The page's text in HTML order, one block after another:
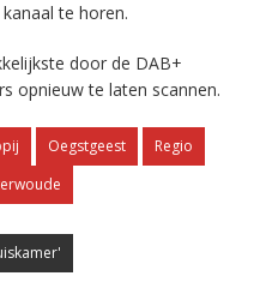
te horen.
door de DAB+
opnieuw te laten scannen.
Oegstgeest
Regio